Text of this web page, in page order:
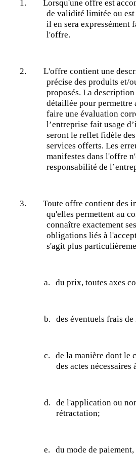
1.
Lorsqu'une offre est
de validité limitée ou
il en sera expressément
l'offre.
2.
L'offre contient une
précise des produits et/
proposés. La
détaillée pour permettre
faire une évaluation
l’entreprise fait usage
seront le reflet fidèle
services offerts. Les
manifestes dans l'offre
responsabilité de
3.
Toute offre contient des
qu'elles permettent au
connaître exactement
obligations liés à
s'agit plus
a. du prix, toutes axes
b. des éventuels frais
c.
de la manière dont le
des actes nécessaires
d.
de l'application ou
rétractation;
e.
du mode de